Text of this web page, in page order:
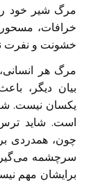
مرگ شیر خود
خرافات،
خشونت و نفرت
مرگ هر
بیان دیگر،
یکسان نیست.
است. شاید
چون، همدردی
سرچشمه
برایشان مهم